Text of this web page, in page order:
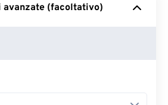
Google Drive
avanzate (facoltativo)